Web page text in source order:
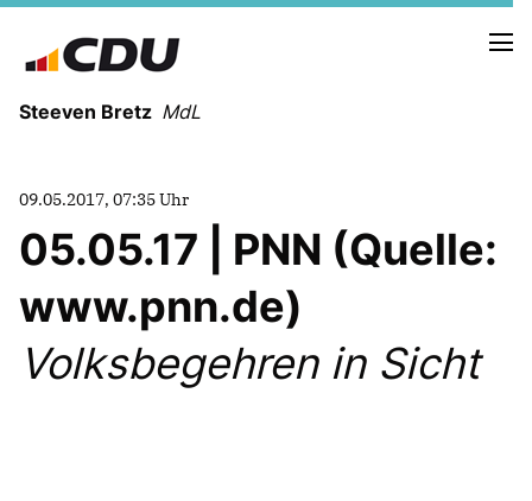
Steeven Bretz MdL
VITA
WAHLKREISBESUCHE
PRESSEFOTOS
MEIN BÜRGERBÜRO
09.05.2017, 07:35 Uhr
05.05.17 | PNN (Quelle:
www.pnn.de)
Volksbegehren in Sicht